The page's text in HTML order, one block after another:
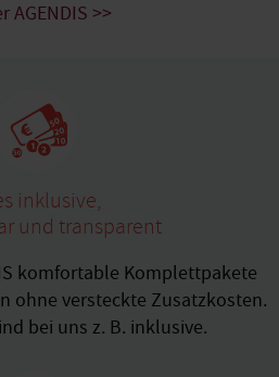
>>
inklusive,
und transparent
komfortable Komplettpakete
ohne versteckte Zusatzkosten.
bei uns z. B. inklusive.